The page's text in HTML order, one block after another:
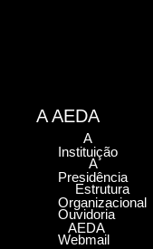
A AEDA
A
Instituição
A
Presidência
Estrutura
Organizacional
Ouvidoria
AEDA
Webmail